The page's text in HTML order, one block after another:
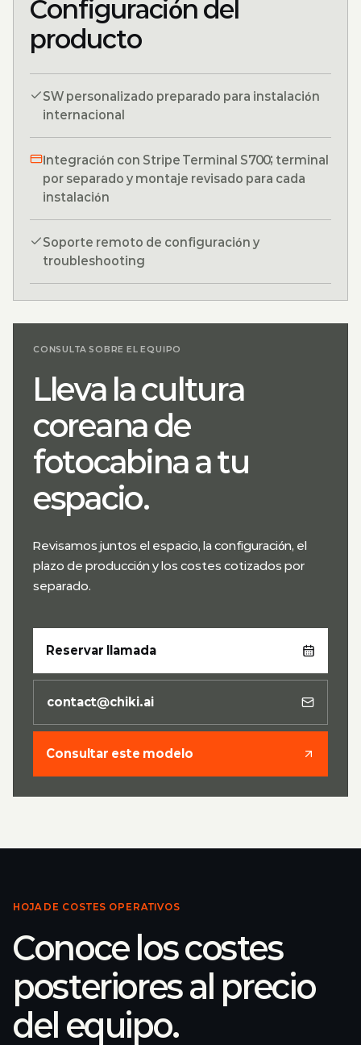
Configuración del
producto
SW personalizado preparado para instalación
internacional
Integración con Stripe Terminal S700; terminal
por separado y montaje revisado para cada
instalación
Soporte remoto de configuración y
troubleshooting
CONSULTA SOBRE EL EQUIPO
Lleva la cultura
coreana de
fotocabina a tu
espacio.
Revisamos juntos el espacio, la configuración, el
plazo de producción y los costes cotizados por
separado.
Reservar llamada
contact@chiki.ai
Consultar este modelo
HOJA DE COSTES OPERATIVOS
Conoce los costes
posteriores al precio
del equipo.